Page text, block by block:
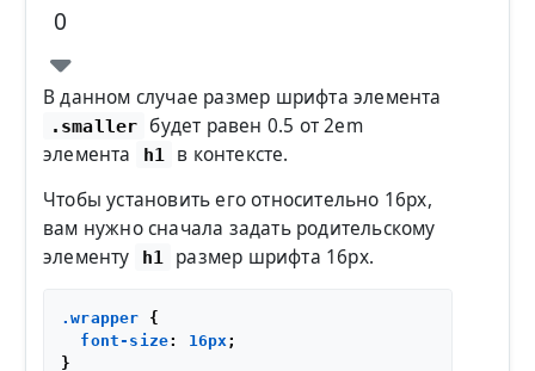
0
В данном случае размер шрифта элемента
.smaller будет равен 0.5 от 2em
элемента
h1
в контексте.
Чтобы установить его относительно 16px,
вам нужно сначала задать родительскому
элементу
h1 размер шрифта 16px.
.wrapper {
font-size: 16px;